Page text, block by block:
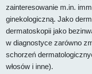
zainteresowanie m.in.
ginekologiczną. Jako
dermatoskopii jako
w diagnostyce zarówno
schorzeń
włosów i inne).